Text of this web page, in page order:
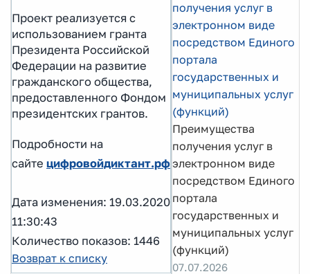
Проект реализуется с
использованием гранта
Президента Российской
Федерации на развитие
гражданского общества,
предоставленного Фондом
президентских грантов.
Подробности на
сайте цифровойдиктант.рф
Дата изменения: 19.03.2020
11:30:43
Количество показов: 1446
Возврат к списку
получения услуг в
электронном виде
посредством Единого
портала
государственных и
муниципальных услуг
(функций)
Преимущества
получения услуг в
электронном виде
посредством Единого
портала
государственных и
муниципальных услуг
(функций)
07.07.2026